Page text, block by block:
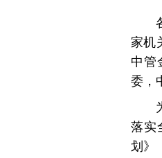
家机
中管
委，
落实
划》